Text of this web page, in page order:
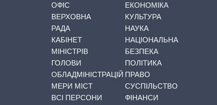
ОФІС
ВЕРХОВНА
РАДА
КАБІНЕТ
МІНІСТРІВ
ГОЛОВИ
ОБЛАДМІНІСТРАЦІЙ
МЕРИ МІСТ
ВСІ ПЕРСОНИ
ЕКОНОМІКА
КУЛЬТУРА
НАУКА
НАЦІОНАЛЬНА
БЕЗПЕКА
ПОЛІТИКА
ПРАВО
СУСПІЛЬСТВО
ФІНАНСИ